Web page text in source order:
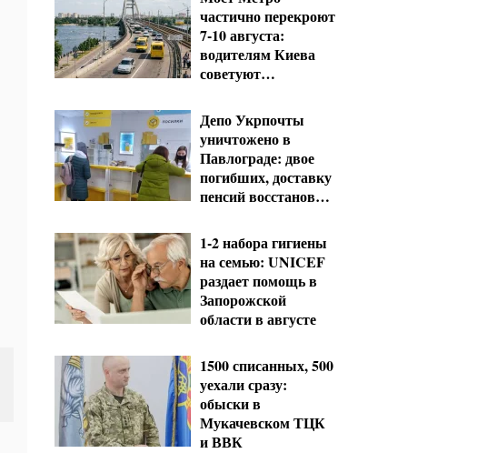
частично перекроют
7-10 августа:
водителям Киева
советуют
Депо Укрпочты
уничтожено в
Павлограде: двое
погибших, доставку
пенсий восстановят
1-2 набора гигиены
на семью: UNICEF
раздает помощь в
Запорожской
области в августе
1500 списанных, 500
уехали сразу:
обыски в
Мукачевском ТЦК
и ВВК